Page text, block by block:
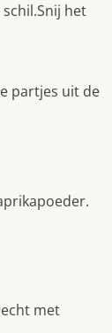
het
partjes uit de
met